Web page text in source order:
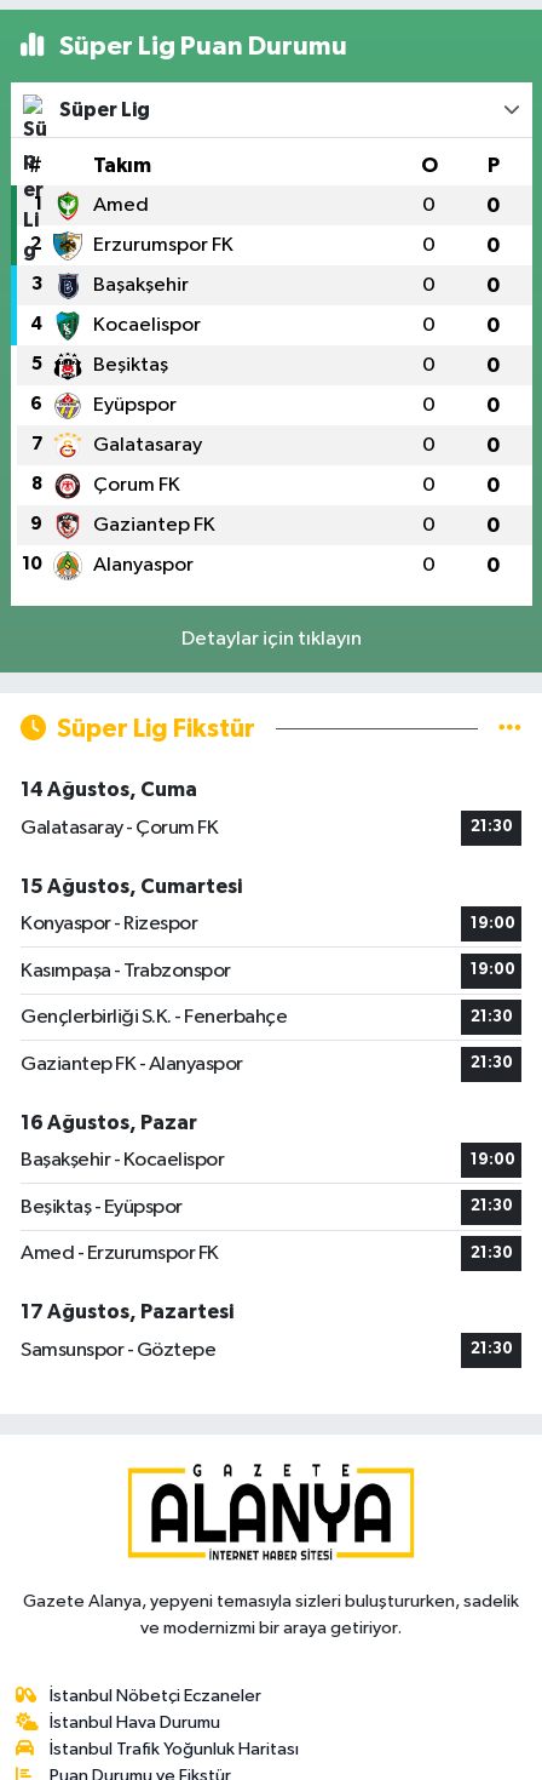
Süper Lig Puan Durumu
Süper Lig
# Takım O P
1 Amed 0 0
2 Erzurumspor FK 0 0
3 Başakşehir 0 0
4 Kocaelispor 0 0
5 Beşiktaş 0 0
6 Eyüpspor 0 0
7 Galatasaray 0 0
8 Çorum FK 0 0
9 Gaziantep FK 0 0
10 Alanyaspor 0 0
Detaylar için tıklayın
Süper Lig Fikstür
14 Ağustos, Cuma
Galatasaray - Çorum FK
21:30
15 Ağustos, Cumartesi
Konyaspor - Rizespor
19:00
Kasımpaşa - Trabzonspor 19:00
Gençlerbirliği S.K. - Fenerbahçe 21:30
Gaziantep FK - Alanyaspor 21:30
16 Ağustos, Pazar
Başakşehir - Kocaelispor
19:00
Beşiktaş - Eyüpspor 21:30
Amed - Erzurumspor FK 21:30
17 Ağustos, Pazartesi
Samsunspor - Göztepe
21:30
Gazete Alanya, yepyeni temasıyla sizleri buluştururken, sadelik
ve modernizmi bir araya getiriyor.
İstanbul Nöbetçi Eczaneler
İstanbul Hava Durumu
İstanbul Trafik Yoğunluk Haritası
Puan Durumu ve Fikstür